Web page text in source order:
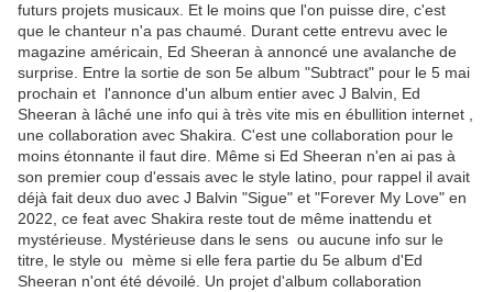
futurs projets musicaux. Et le moins que l'on puisse dire, c'est
que le chanteur n'a pas chaumé. Durant cette entrevu avec le
magazine américain, Ed Sheeran à annoncé une avalanche de
surprise. Entre la sortie de son 5e album "Subtract" pour le 5 mai
prochain et l'annonce d'un album entier avec J Balvin, Ed
Sheeran à lâché une info qui à très vite mis en ébullition internet ,
une collaboration avec Shakira. C'est une collaboration pour le
moins étonnante il faut dire. Même si Ed Sheeran n'en ai pas à
son premier coup d'essais avec le style latino, pour rappel il avait
déjà fait deux duo avec J Balvin "Sigue" et "Forever My Love" en
2022, ce feat avec Shakira reste tout de même inattendu et
mystérieuse. Mystérieuse dans le sens ou aucune info sur le
titre, le style ou mème si elle fera partie du 5e album d'Ed
Sheeran n'ont été dévoilé. Un projet d'album collaboration